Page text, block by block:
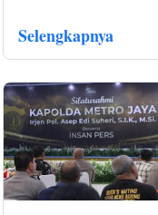
Selengkapnya